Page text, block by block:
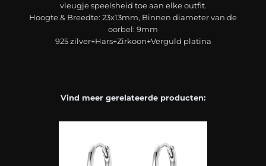
vleugje speelsheid toe aan elke outfit.
Hoogte & Breedte: 23x13mm, Binnen diameter van de
oorbel: 9mm
925 zilver+Hars+Zirkoon+Verguld platina
Vind meer gerelateerde producten: